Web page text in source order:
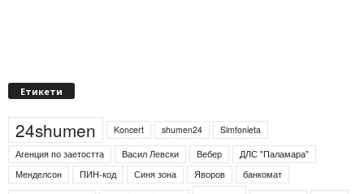
Етикети
24shumen Koncert shumen24
Simfonieta
Агенция по заетостта
Васил Левски Вебер
ДЛС "Паламара"
Менделсон
ПИН-код Синя зона Яворов
банкомат